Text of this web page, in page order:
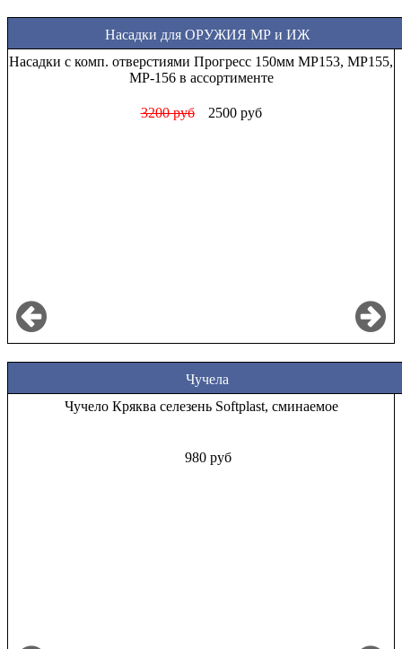
Насадки для ОРУЖИЯ МР и ИЖ
Насадки с комп. отверстиями Прогресс 150мм МР153, МР155,
МР-156 в ассортименте
3200 руб 2500 руб
Чучела
Чучело Кряква селезень Softplast, сминаемое
980 руб